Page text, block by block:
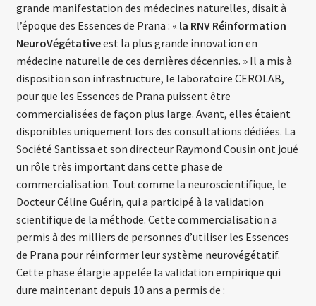
grande manifestation des médecines naturelles, disait à
l’époque des Essences de Prana : « la RNV Réinformation
NeuroVégétativeest la plus grande innovation en
médecine naturelle de ces dernières décennies. » Il a mis à
disposition son infrastructure, le laboratoire CEROLAB,
pour que les Essences de Prana puissent être
commercialisées de façon plus large. Avant, elles étaient
disponibles uniquement lors des consultations dédiées. La
Société Santissa et son directeur Raymond Cousin ont joué
un rôle très important dans cette phase de
commercialisation. Tout comme la neuroscientifique, le
Docteur Céline Guérin, qui a participé à la validation
scientifique de la méthode. Cette commercialisation a
permis à des milliers de personnes d’utiliser les Essences
de Prana pour réinformer leur système neurovégétatif.
Cette phase élargie appelée la validation empirique qui
dure maintenant depuis 10 ans a permis de :